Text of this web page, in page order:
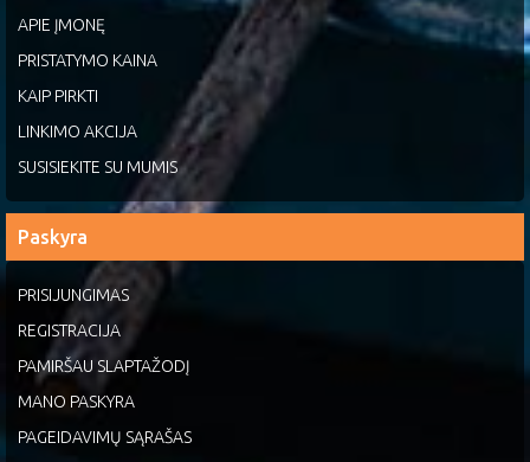
APIE ĮMONĘ
PRISTATYMO KAINA
KAIP PIRKTI
LINKIMO AKCIJA
SUSISIEKITE SU MUMIS
Paskyra
PRISIJUNGIMAS
REGISTRACIJA
PAMIRŠAU SLAPTAŽODĮ
MANO PASKYRA
PAGEIDAVIMŲ SĄRAŠAS